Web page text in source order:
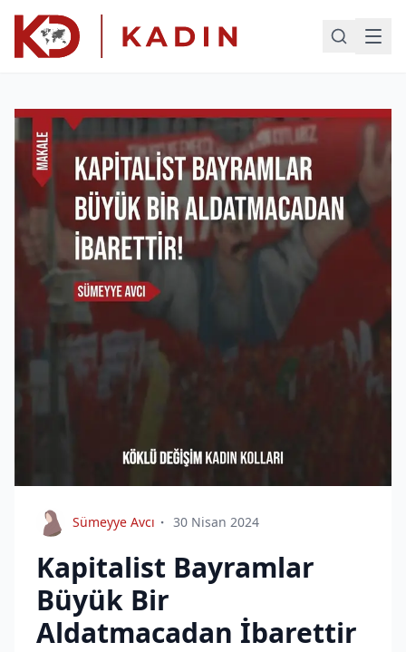
Sümeyye Avcı 30 Nisan 2024
Kapitalist Bayramlar
Büyük Bir
Aldatmacadan İbarettir